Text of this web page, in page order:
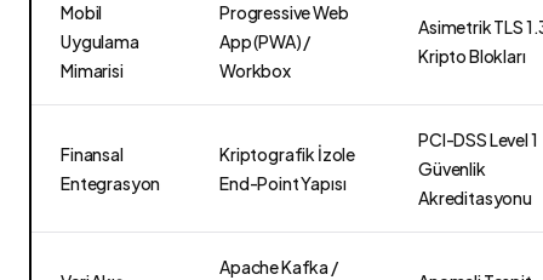
Mobil
Uygulama
Mimarisi
Progressive Web
App (PWA) /
Workbox
Asimetrik TLS
Kripto Blokları
Finansal
Entegrasyon
Kriptografik İzole
End-Point Yapısı
PCI-DSS Level 1
Güvenlik
Akreditasyonu
Apache Kafka /